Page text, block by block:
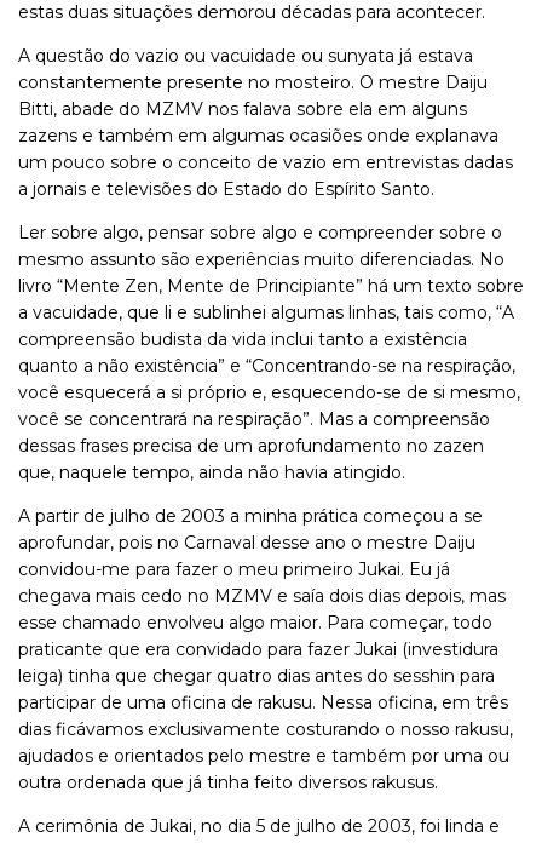
estas duas situações demorou décadas para acontecer.
A questão do vazio ou vacuidade ou sunyata já estava
constantemente presente no mosteiro. O mestre Daiju
Bitti, abade do MZMV nos falava sobre ela em alguns
zazens e também em algumas ocasiões onde explanava
um pouco sobre o conceito de vazio em entrevistas dadas
a jornais e televisões do Estado do Espírito Santo.
Ler sobre algo, pensar sobre algo e compreender sobre o
mesmo assunto são experiências muito diferenciadas. No
livro “Mente Zen, Mente de Principiante” há um texto sobre
a vacuidade, que li e sublinhei algumas linhas, tais como, “A
compreensão budista da vida inclui tanto a existência
quanto a não existência” e “Concentrando-se na respiração,
você esquecerá a si próprio e, esquecendo-se de si mesmo,
você se concentrará na respiração”. Mas a compreensão
dessas frases precisa de um aprofundamento no zazen
que, naquele tempo, ainda não havia atingido.
A partir de julho de 2003 a minha prática começou a se
aprofundar, pois no Carnaval desse ano o mestre Daiju
convidou-me para fazer o meu primeiro Jukai. Eu já
chegava mais cedo no MZMV e saía dois dias depois, mas
esse chamado envolveu algo maior. Para começar, todo
praticante que era convidado para fazer Jukai (investidura
leiga) tinha que chegar quatro dias antes do sesshin para
participar de uma oficina de rakusu. Nessa oficina, em três
dias ficávamos exclusivamente costurando o nosso rakusu,
ajudados e orientados pelo mestre e também por uma ou
outra ordenada que já tinha feito diversos rakusus.
A cerimônia de Jukai, no dia 5 de julho de 2003, foi linda e